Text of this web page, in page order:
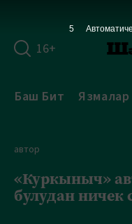
16+
Баш Бит Язмалар
автор
«Куркыныч»
булудан ничек
4